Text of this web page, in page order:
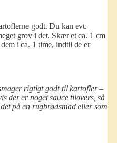
godt. Du kan evt.
grov i det. Skær et ca. 1 cm
i ca. 1 time, indtil de er
rigtigt godt til kartofler –
der er noget sauce tilovers, så
på en rugbrødsmad eller som